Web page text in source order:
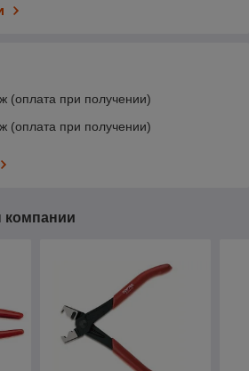
(оплата при получении)
(оплата при получении)